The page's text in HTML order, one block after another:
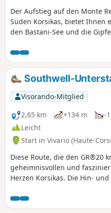
Der Aufstieg auf den Monte
Süden Korsikas, bietet Ihnen
den Bastani-See und die
dem Rückweg führt Sie ein
anspruchsvollen Abstieg zum
Sie eine kleine
Southwell-
Visorando-Mitglied
2,65 km
+134 m -
Leicht
Start in Vivario (Haute-
Diese Route, die den GR®20
geheimnisvollen und
Herzen Korsikas. Die Hin-
mittelschwere Wanderung im
Familienausflug.